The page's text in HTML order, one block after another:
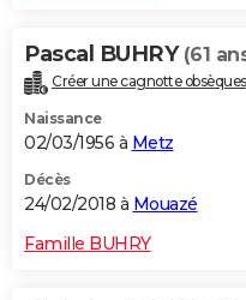
Pascal BUHRY (61
Créer une cagnotte obsèques
Naissance
02/03/1956 à Metz
Décès
24/02/2018 à Mouazé
Famille BUHRY